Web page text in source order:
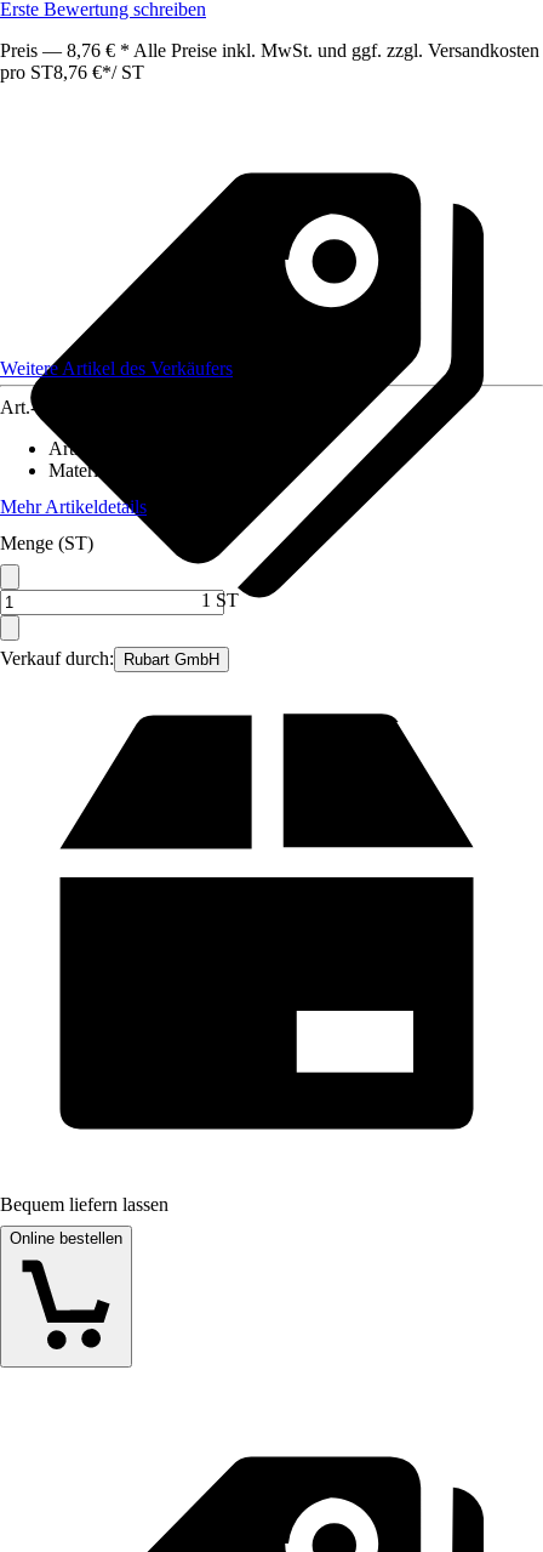
Erste Bewertung schreiben
Preis — 8,76 € * Alle Preise inkl. MwSt. und ggf. zzgl. Versandkosten
pro ST8,76 €*/ ST
Verkauf durch: Rubart GmbH
Weitere Artikel des Verkäufers
Art.-Nr.
Artikeltyp
Material
Mehr Artikeldetails
Menge (ST)
1 ST
Bequem liefern lassen
Online bestellen